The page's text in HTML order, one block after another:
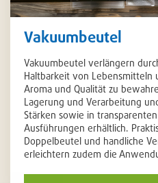
Vakuumbeutel
Vakuumbeutel verlängern
Haltbarkeit von Lebensmitteln
Aroma und Qualität zu
Lagerung und Verarbeitung
Stärken sowie in
Ausführungen erhältlich.
Doppelbeutel und handliche
erleichtern zudem die